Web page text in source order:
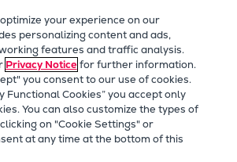
your experience on our
personalizing content and ads,
features and traffic analysis.
Privacy Noticefor further information.
you consent to our use of cookies.
Functional Cookies” you accept only
You can also customize the types of
on "Cookie Settings" or
at any time at the bottom of this